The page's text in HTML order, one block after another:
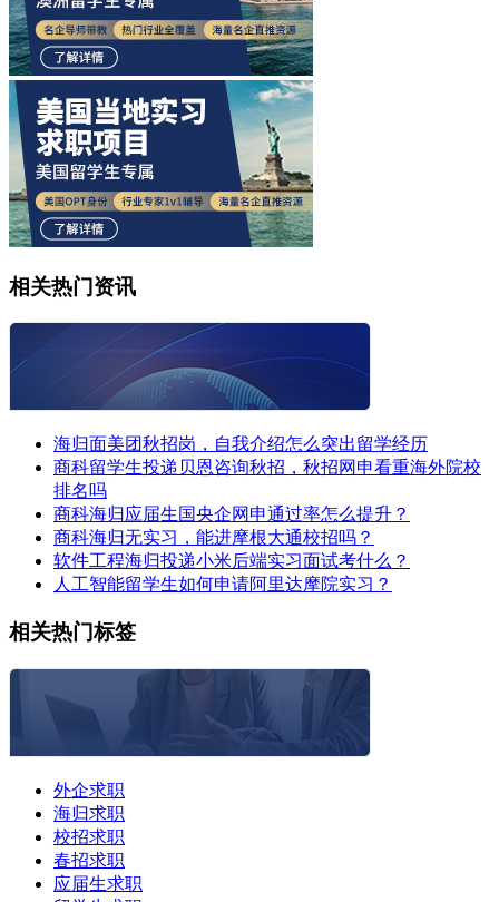
相关热门资讯
海归面美团秋招岗，自我介绍怎么突出留学经历
商科留学生投递贝恩咨询秋招，秋招网申看重海外院校
排名吗
商科海归应届生国央企网申通过率怎么提升？
商科海归无实习，能进摩根大通校招吗？
软件工程海归投递小米后端实习面试考什么？
人工智能留学生如何申请阿里达摩院实习？
相关热门标签
外企求职
海归求职
校招求职
春招求职
应届生求职